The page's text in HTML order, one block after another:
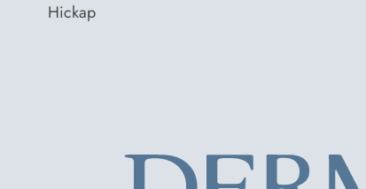
Hickap